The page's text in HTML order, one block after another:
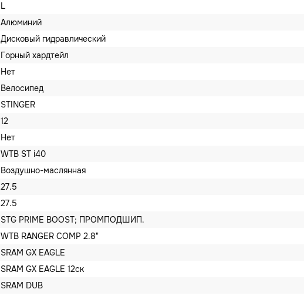
L
Алюминий
Дисковый гидравлический
Горный хардтейл
Нет
Велосипед
STINGER
12
Нет
WTB ST i40
Воздушно-маслянная
27.5
27.5
STG PRIME BOOST; ПРОМПОДШИП.
WTB RANGER COMP 2.8"
SRAM GX EAGLE
SRAM GX EAGLE 12ск
SRAM DUB